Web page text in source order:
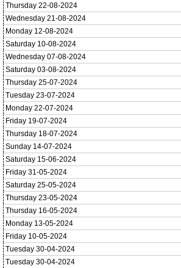
Thursday 22-08-2024
Wednesday 21-08-2024
Monday 12-08-2024
Saturday 10-08-2024
Wednesday 07-08-2024
Saturday 03-08-2024
Thursday 25-07-2024
Tuesday 23-07-2024
Monday 22-07-2024
Friday 19-07-2024
Thursday 18-07-2024
Sunday 14-07-2024
Saturday 15-06-2024
Friday 31-05-2024
Saturday 25-05-2024
Thursday 23-05-2024
Thursday 16-05-2024
Monday 13-05-2024
Friday 10-05-2024
Tuesday 30-04-2024
Tuesday 30-04-2024